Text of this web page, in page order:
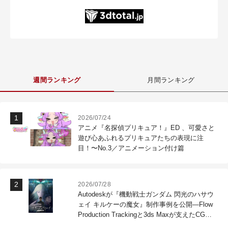
週間ランキング 月間ランキング
2026/07/24
アニメ『名探偵プリキュア！』ED 、可愛さと
遊び心あふれるプリキュアたちの表現に注
目！〜No.3／アニメーション付け篇
2026/07/28
Autodeskが『機動戦士ガンダム 閃光のハサウ
ェイ キルケーの魔女』制作事例を公開―Flow
Production Trackingと3ds Maxが支えたCG制